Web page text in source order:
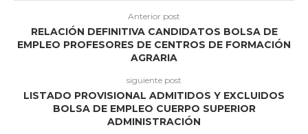
Anterior post
RELACIÓN DEFINITIVA CANDIDATOS BOLSA DE
EMPLEO PROFESORES DE CENTROS DE FORMACIÓN
AGRARIA
siguiente post
LISTADO PROVISIONAL ADMITIDOS Y EXCLUIDOS
BOLSA DE EMPLEO CUERPO SUPERIOR
ADMINISTRACIÓN